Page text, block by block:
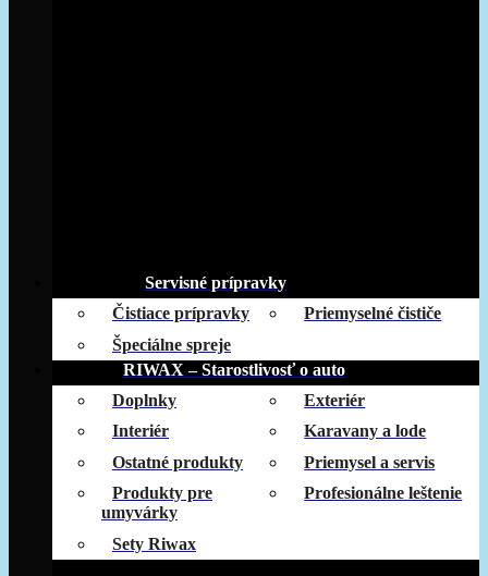
Servisné prípravky
Čistiace prípravky
Priemyselné čističe
Špeciálne spreje
RIWAX – Starostlivosť o auto
Doplnky
Exteriér
Interiér
Karavany a lode
Ostatné produkty
Priemysel a servis
Produkty pre
umyvárky
Profesionálne leštenie
Sety Riwax